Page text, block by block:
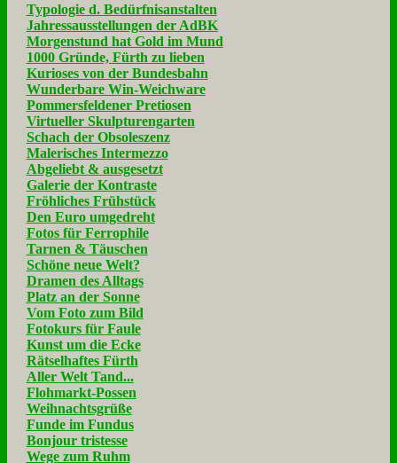
Typologie d. Bedürfnisanstalten
Jahressausstellungen der AdBK
Morgenstund hat Gold im Mund
1000 Gründe, Fürth zu lieben
Kurioses von der Bundesbahn
Wunderbare Win-Weichware
Pommersfeldener Pretiosen
Virtueller Skulpturengarten
Schach der Obsoleszenz
Malerisches Intermezzo
Abgeliebt & ausgesetzt
Galerie der Kontraste
Fröhliches Frühstück
Den Euro umgedreht
Fotos für Ferrophile
Tarnen & Täuschen
Schöne neue Welt?
Dramen des Alltags
Platz an der Sonne
Vom Foto zum Bild
Fotokurs für Faule
Kunst um die Ecke
Rätselhaftes Fürth
Aller Welt Tand...
Flohmarkt-Possen
Weihnachtsgrüße
Funde im Fundus
Bonjour tristesse
Wege zum Ruhm